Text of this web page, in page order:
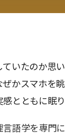
いたのか思
ぜかスマホ
とともに眠
語学を専門